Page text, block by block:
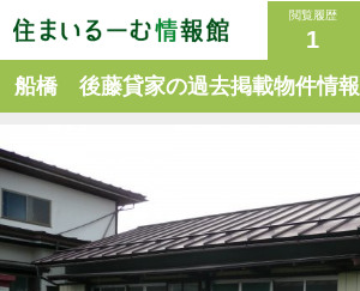
閲覧履歴
1
船橋 後藤貸家の過去掲載物件情報